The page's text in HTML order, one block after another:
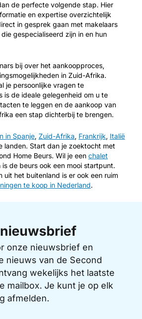
de perfecte volgende stap. Hier
en expertise overzichtelijk
in gesprek gaan met makelaars
gespecialiseerd zijn in en hun
bij over het aankoopproces,
in Zuid-Afrika.
je persoonlijke vragen te
is de ideale gelegenheid om u te
te leggen en de aankoop van
een stap dichterbij te brengen.
in Spanje, Zuid-Afrika, Frankrijk, Italië
landen. Start dan je zoektocht met
Home Beurs. Wil je een chalet
de beurs ook een mooi startpunt.
uit het buitenland is er ook een ruim
te koop in Nederland.
onze nieuwsbrief en
nieuws van de Second
wekelijks het laatste
mailbox. Je kunt je op elk
afmelden.